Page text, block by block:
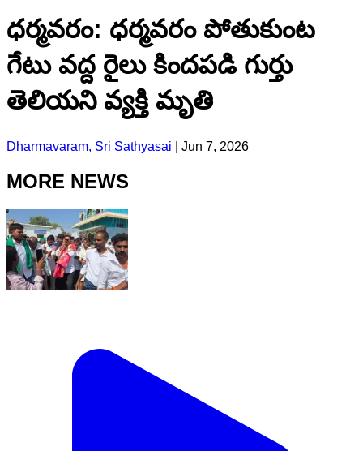
ధర్మవరం: ధర్మవరం పోతుకుంట
గేటు వద్ద రైలు కిందపడి గుర్తు
తెలియని వ్యక్తి మృతి
Dharmavaram, Sri Sathyasai Jun 7, 2026
MORE NEWS